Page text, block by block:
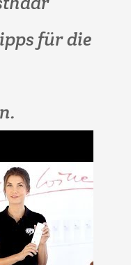
für die